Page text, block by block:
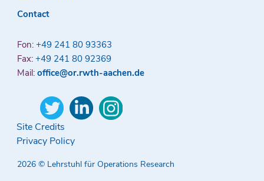
Contact
Fon: +49 241 80 93363
Fax: +49 241 80 92369
Mail: office@or.rwth-aachen.de
Site Credits
Privacy Policy
2026 © Lehrstuhl für Operations Research